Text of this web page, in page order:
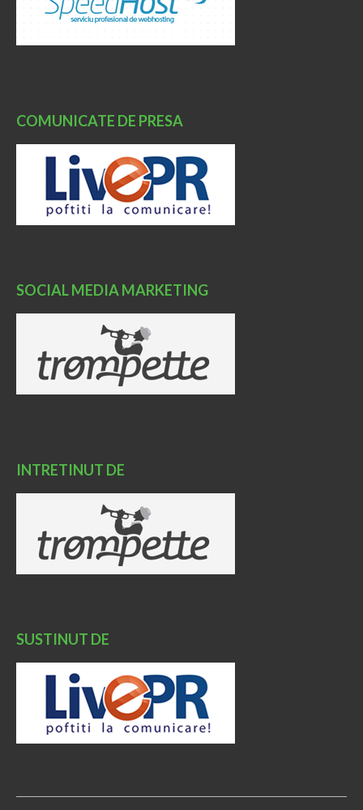
COMUNICATE DE PRESA
SOCIAL MEDIA MARKETING
INTRETINUT DE
SUSTINUT DE